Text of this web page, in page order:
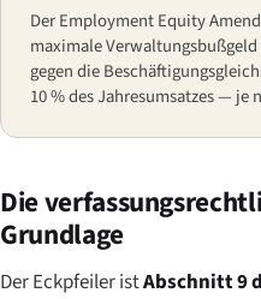
Der Employment Equity
maximale
gegen die
10 % des Jahresumsatzes — je
Die
Grundlage
Der Eckpfeiler istAbschnitt 9